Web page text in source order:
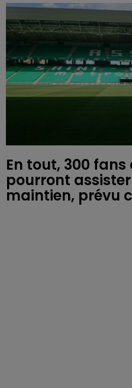
En tout, 300
pourront
maintien, prévu